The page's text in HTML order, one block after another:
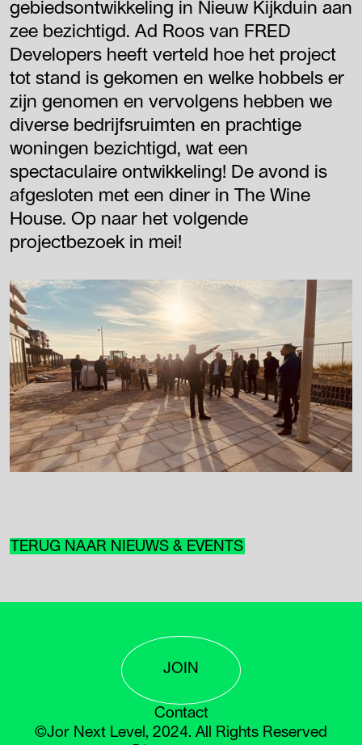
gebiedsontwikkeling in Nieuw Kijkduin aan
zee bezichtigd. Ad Roos van FRED
Developers heeft verteld hoe het project
tot stand is gekomen en welke hobbels er
zijn genomen en vervolgens hebben we
diverse bedrijfsruimten en prachtige
woningen bezichtigd, wat een
spectaculaire ontwikkeling! De avond is
afgesloten met een diner in The Wine
House. Op naar het volgende
projectbezoek in mei!
TERUG NAAR NIEUWS & EVENTS
Contact
©Jor Next Level, 2024. All Rights Reserved
JOIN